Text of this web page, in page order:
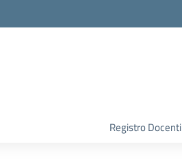
Registro Docenti